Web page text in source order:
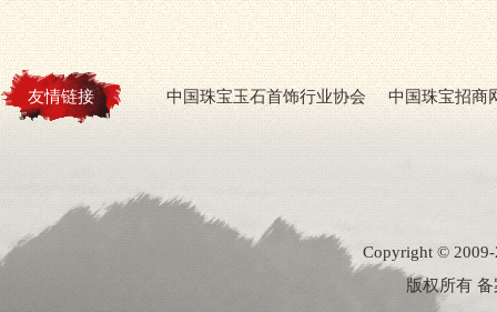
友情链接 中国珠宝玉石首饰行业协会 中国珠宝招商
Copyright ©
版权所有